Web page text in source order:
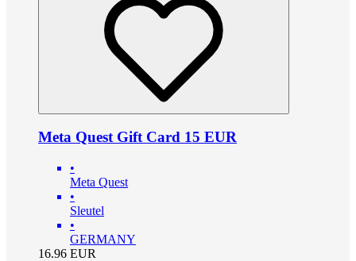
Meta Quest Gift Card 15 EUR
•
Meta Quest
•
Sleutel
•
GERMANY
16.96 EUR